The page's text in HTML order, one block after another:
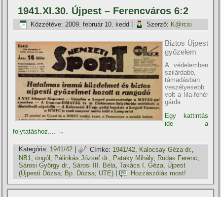
1941.XI.30. Újpest – Ferencváros 6:2
Közzétéve: 2009. február 10. kedd Szerző: K@rcsi
Biztos Újpest
győzelem
A védelemben
szilárdabb,
támadásban
veszélyesebb
volt a lila-fehér
gárda
Egy kattintás
ide a
folytatáshoz.... →
Kategória: 1941/42 | Címke: 1941/42 Kalocsay Géza dr.
NB1,öngól , Pálinkás József dr., Pataky Mihály, Rudas Ferenc,
Sárosi György dr.,Sárosi III. Béla,Takács I. Géza, Újpest
(Újpesti Dózsa; Bp. Dózsa; UTE)
Hozzászólás most!